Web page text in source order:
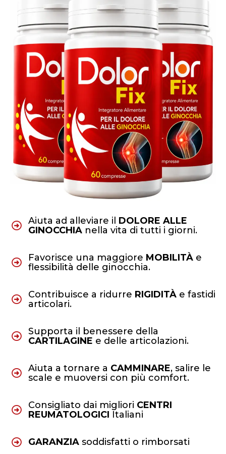
Aiuta ad alleviare il DOLORE ALLE
GINOCCHIA nella vita di tutti i giorni.
Favorisce una maggiore MOBILITÀ e
flessibilità delle ginocchia.
Contribuisce a ridurre RIGIDITÀ e fastidi
articolari.
Supporta il benessere della
CARTILAGINE e delle articolazioni.
Aiuta a tornare a CAMMINARE, salire le
scale e muoversi con più comfort.
Consigliato dai migliori CENTRI
REUMATOLOGICI Italiani
GARANZIA soddisfatti o rimborsati